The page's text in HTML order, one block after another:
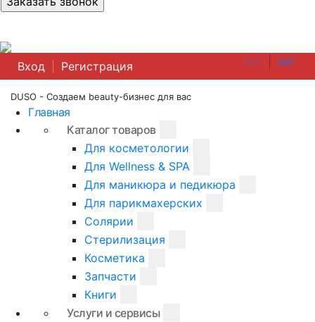
РУС УКР
Вход Регистрация
DUSO - Создаем beauty-бизнес для вас
Главная
Каталог товаров
Для косметологии
Для Wellness & SPA
Для маникюра и педикюра
Для парикмахерских
Солярии
Стерилизация
Косметика
Запчасти
Книги
Услуги и сервисы